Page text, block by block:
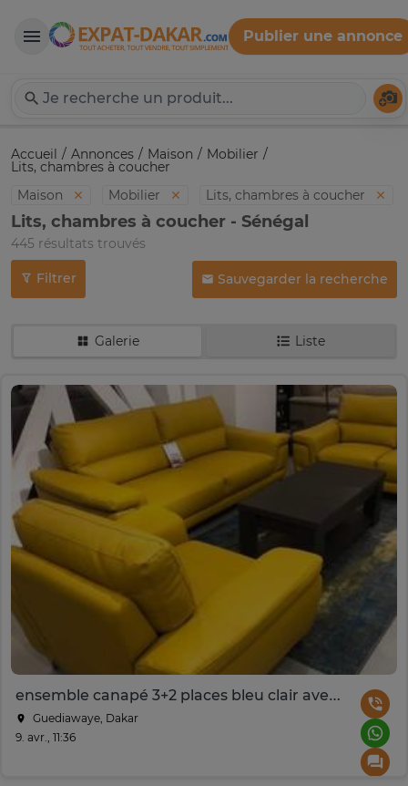
Expat-Dakar
Publier une annonce
Accueil Annonces Maison Mobilier
Lits, chambres à coucher
Maison
Mobilier Lits, chambres à coucher
Lits, chambres à coucher - Sénégal
445 résultats trouvés
Filtrer Sauvegarder la recherche
Galerie Liste
ensemble canapé 3+2 places bleu clair avec table bois
Guediawaye, Dakar
9. avr., 11:36